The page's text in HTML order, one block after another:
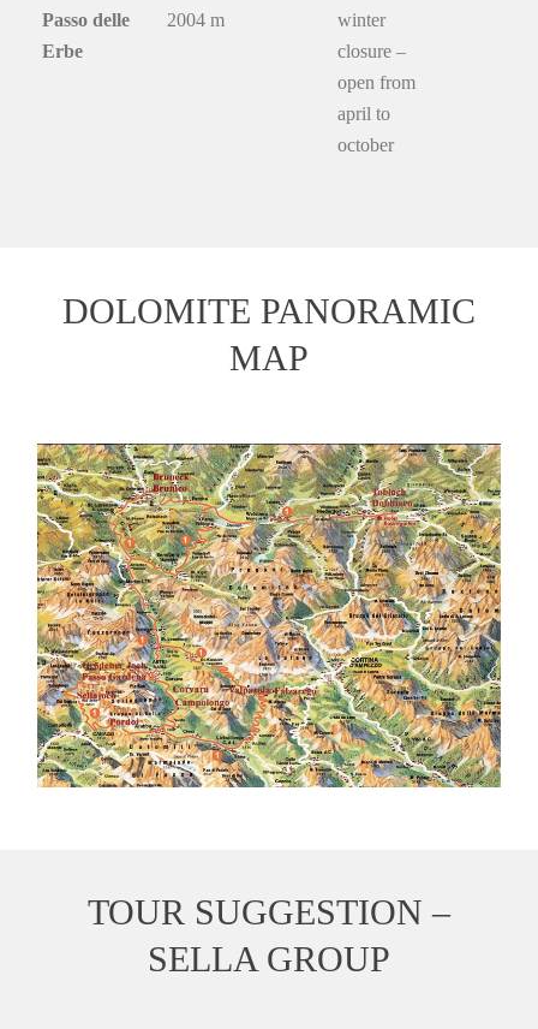
Passo delle
Erbe
2004 m
winter
closure –
open from
april to
october
DOLOMITE PANORAMIC
MAP
TOUR SUGGESTION –
SELLA GROUP